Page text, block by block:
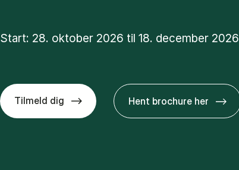
Start: 28. oktober 2026 til 18. december 2026
Tilmeld dig Hent brochure her